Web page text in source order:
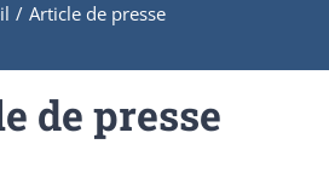
/ Article de presse
de presse